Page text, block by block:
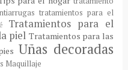
tratamientos para el
Tratamientos para el
piel Tratamientos para las
Uñas decoradas
Maquillaje